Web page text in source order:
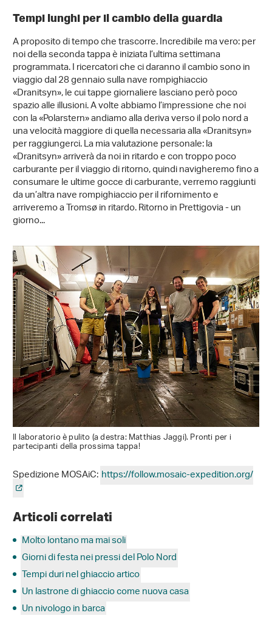
Tempi lunghi per il cambio della guardia
A proposito di tempo che trascorre. Incredibile ma vero: per
noi della seconda tappa è iniziata l’ultima settimana
programmata. I ricercatori che ci daranno il cambio sono in
viaggio dal 28 gennaio sulla nave rompighiaccio
«Dranitsyn», le cui tappe giornaliere lasciano però poco
spazio alle illusioni. A volte abbiamo l’impressione che noi
con la «Polarstern» andiamo alla deriva verso il polo nord a
una velocità maggiore di quella necessaria alla «Dranitsyn»
per raggiungerci. La mia valutazione personale: la
«Dranitsyn» arriverà da noi in ritardo e con troppo poco
carburante per il viaggio di ritorno, quindi navigheremo fino a
consumare le ultime gocce di carburante, verremo raggiunti
da un’altra nave rompighiaccio per il rifornimento e
arriveremo a Tromsø in ritardo. Ritorno in Prettigovia - un
giorno...
Il laboratorio è pulito (a destra: Matthias Jaggi). Pronti per i
partecipanti della prossima tappa!
Spedizione MOSAiC:https://follow.mosaic-expedition.org/
Articoli correlati
Molto lontano ma mai soli
Giorni di festa nei pressi del Polo Nord
Tempi duri nel ghiaccio artico
Un lastrone di ghiaccio come nuova casa
Un nivologo in barca